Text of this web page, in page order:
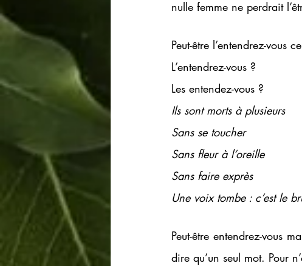
nulle femme ne perdrait
Peut-être l’entendrez-vous
L’entendrez-vous ?
Les entendez-vous ?
Ils sont morts à plusieurs
Sans se toucher
Sans fleur à l’oreille
Sans faire exprès
Une voix tombe : c’est le
Peut-être entendrez-vous
dire qu’un seul mot. Pour